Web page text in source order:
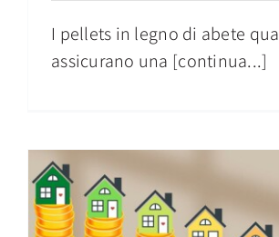
I pellets in legno di abete
assicurano una [continua...]